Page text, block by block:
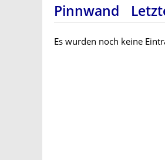
Pinnwand
Es wurden noch keine